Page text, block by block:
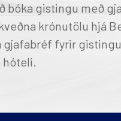
CAPITAL
Reykjavík
Marina
Konsúlat hótel
bóka gistingu með
krónutölu hjá
gjafabréf fyrir
hóteli.